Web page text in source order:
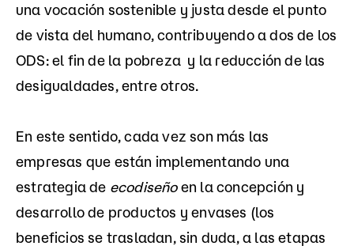
una vocación sostenible y justa desde el punto
de vista del humano, contribuyendo a dos de los
ODS: el fin de la pobreza y la reducción de las
desigualdades, entre otros.
En este sentido, cada vez son más las
empresas que están implementando una
estrategia de ecodiseñoen la concepción y
desarrollo de productos y envases (los
beneficios se trasladan, sin duda, a las etapas